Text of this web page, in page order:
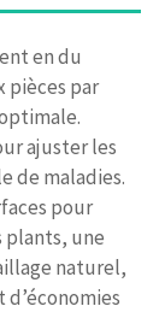
en du
pièces par
ajuster les
de maladies.
pour
plants, une
naturel,